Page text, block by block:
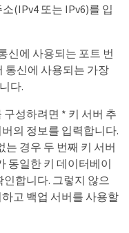
(IPv4 또는 IPv6)를 입
신에 사용되는 포트 번
통신에 사용되는 가장
다.
구성하려면 * 키 서버 추
의 정보를 입력합니다.
는 경우 두 번째 키 서버
동일한 키 데이터베이
합니다. 그렇지 않으
고 백업 서버를 사용할